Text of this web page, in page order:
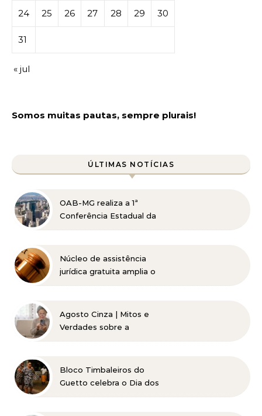
24 25 26 27 28 29 30
31
« jul
Somos muitas pautas, sempre plurais!
ÚLTIMAS NOTÍCIAS
OAB-MG realiza a 1ª
Conferência Estadual da
referência nacional
Núcleo de assistência
jurídica gratuita amplia o
Agosto Cinza | Mitos e
Verdades sobre a
Bloco Timbaleiros do
Guetto celebra o Dia dos